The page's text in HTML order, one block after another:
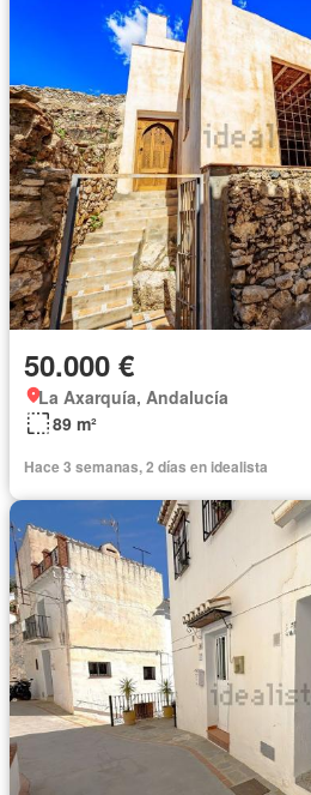
50.000 €
La Axarquía, Andalucía
89 m²
Hace 3 semanas, 2 días en idealista